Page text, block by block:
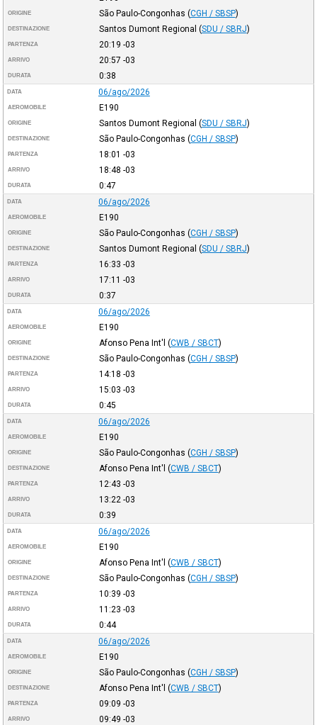
ORIGINE São Paulo-Congonhas (CGH / SBSP)
DESTINAZIONE Santos Dumont Regional (SDU / SBRJ)
PARTENZA 20:19 -03
ARRIVO 20:57 -03
DURATA 0:38
DATA 06/ago/2026
AEROMOBILE E190
ORIGINE Santos Dumont Regional (SDU / SBRJ)
DESTINAZIONE São Paulo-Congonhas (CGH / SBSP)
PARTENZA 18:01 -03
ARRIVO 18:48 -03
DURATA 0:47
DATA 06/ago/2026
AEROMOBILE E190
ORIGINE São Paulo-Congonhas (CGH / SBSP)
DESTINAZIONE Santos Dumont Regional (SDU / SBRJ)
PARTENZA 16:33 -03
ARRIVO 17:11 -03
DURATA 0:37
DATA 06/ago/2026
AEROMOBILE E190
ORIGINE Afonso Pena Int'l (CWB / SBCT)
DESTINAZIONE São Paulo-Congonhas (CGH / SBSP)
PARTENZA 14:18 -03
ARRIVO 15:03 -03
DURATA 0:45
DATA 06/ago/2026
AEROMOBILE E190
ORIGINE São Paulo-Congonhas (CGH / SBSP)
DESTINAZIONE Afonso Pena Int'l (CWB / SBCT)
PARTENZA 12:43 -03
ARRIVO 13:22 -03
DURATA 0:39
DATA 06/ago/2026
AEROMOBILE E190
ORIGINE Afonso Pena Int'l (CWB / SBCT)
DESTINAZIONE São Paulo-Congonhas (CGH / SBSP)
PARTENZA 10:39 -03
ARRIVO 11:23 -03
DURATA 0:44
DATA 06/ago/2026
AEROMOBILE E190
ORIGINE São Paulo-Congonhas (CGH / SBSP)
DESTINAZIONE Afonso Pena Int'l (CWB / SBCT)
PARTENZA 09:09 -03
ARRIVO 09:49 -03